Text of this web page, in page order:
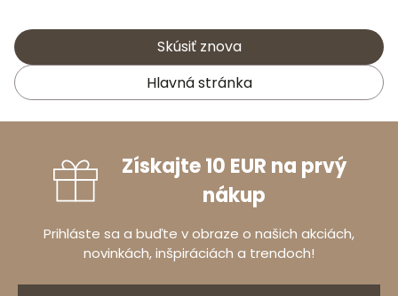
Skúsiť znova
Hlavná stránka
Získajte 10 EUR na prvý
nákup
Prihláste sa a buďte v obraze o našich akciách,
novinkách, inšpiráciách a trendoch!